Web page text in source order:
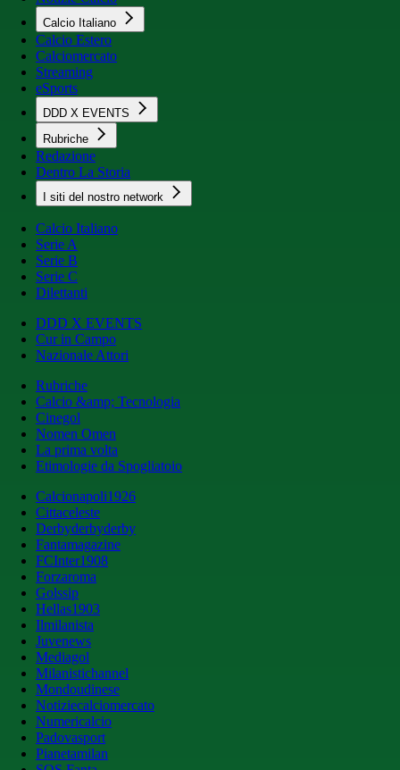
Calcio Italiano
Calcio Estero
Calciomercato
Streaming
eSports
DDD X EVENTS
Rubriche
Redazione
Dentro La Storia
I siti del nostro network
Calcio Italiano
Serie A
Serie B
Serie C
Dilettanti
DDD X EVENTS
Cur in Campo
Nazionale Attori
Rubriche
Calcio &amp; Tecnologia
Cinegol
Nomen Omen
La prima volta
Etimologie da Spogliatoio
Calcionapoli1926
Cittaceleste
Derbyderbyderby
Fantamagazine
FCInter1908
Forzaroma
Golssip
Hellas1903
Ilmilanista
Juvenews
Mediagol
Milanistichannel
Mondoudinese
Notiziecalciomercato
Numericalcio
Padovasport
Pianetamilan